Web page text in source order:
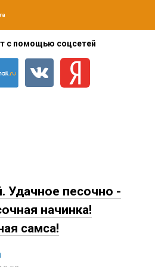
с помощью соцсетей
Удачное песочно -
начинка!
самса!